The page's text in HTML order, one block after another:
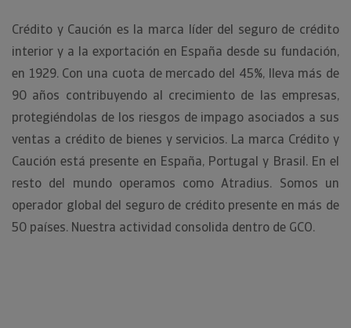
Crédito y Caución es la marca líder del seguro de crédito
interior y a la exportación en España desde su fundación,
en 1929. Con una cuota de mercado del 45%, lleva más de
90 años contribuyendo al crecimiento de las empresas,
protegiéndolas de los riesgos de impago asociados a sus
ventas a crédito de bienes y servicios. La marca Crédito y
Caución está presente en España, Portugal y Brasil. En el
resto del mundo operamos como Atradius. Somos un
operador global del seguro de crédito presente en más de
50 países. Nuestra actividad consolida dentro de GCO.